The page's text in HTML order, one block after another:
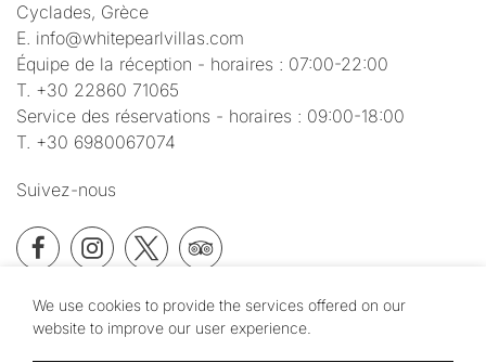
Cyclades, Grèce
E. info@whitepearlvillas.com
Équipe de la réception - horaires : 07:00-22:00
T. +30 22860 71065
Service des réservations - horaires : 09:00-18:00
T. +30 6980067074
Suivez-nous
FacebookInstagramTwitter TripAdvisor
Heure locale 12:06
We use cookies to provide the services offered on our
website to improve our user experience.